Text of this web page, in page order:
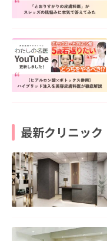
最新クリニック